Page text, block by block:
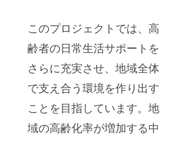
このプロジェクトでは、高
齢者の日常生活サポートを
さらに充実させ、地域全体
で支え合う環境を作り出す
ことを目指しています。地
域の高齢化率が増加する中